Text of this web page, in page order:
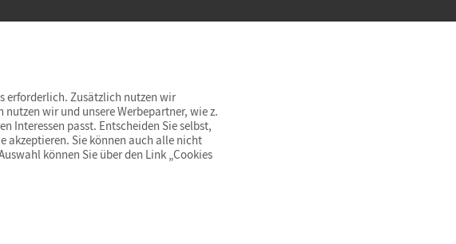
liefern wir versandkostenfrei innerhalb Deutschlands
erforderlich. Zusätzlich nutzen wir
wir und unsere Werbepartner, wie z.
Interessen passt. Entscheiden Sie selbst,
akzeptieren. Sie können auch alle nicht
können Sie über den Link „Cookies